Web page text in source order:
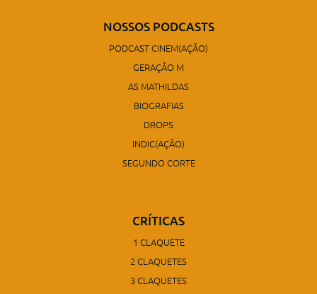
NOSSOS PODCASTS
PODCAST CINEM(AÇÃO)
GERAÇÃO M
AS MATHILDAS
BIOGRAFIAS
DROPS
INDIC(AÇÃO)
SEGUNDO CORTE
CRÍTICAS
1 CLAQUETE
2 CLAQUETES
3 CLAQUETES